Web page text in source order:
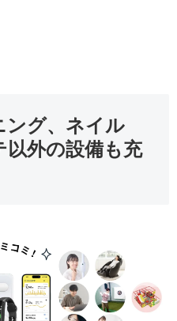
ング、ネイル
以外の設備も充